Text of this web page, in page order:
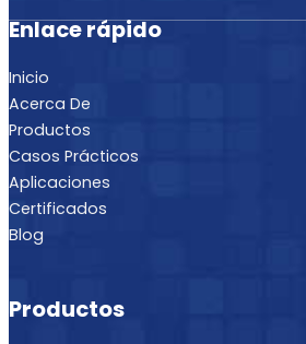
Enlace rápido
Inicio
Acerca De
Productos
Casos Prácticos
Aplicaciones
Certificados
Blog
Productos